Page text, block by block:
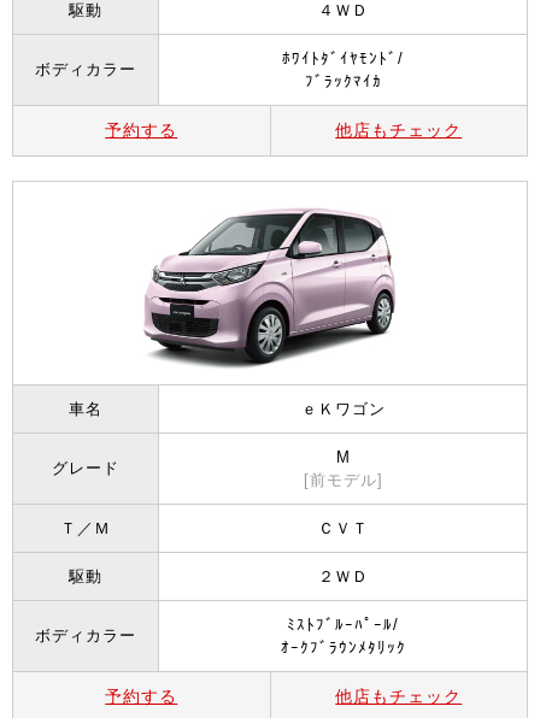
駆動 ４ＷＤ
ボディカラー
ﾎﾜｲﾄﾀﾞｲﾔﾓﾝﾄﾞ/
ﾌﾞﾗｯｸﾏｲｶ
予約する 他店もチェック
車名 ｅＫワゴン
グレード
M
[前モデル]
Ｔ／Ｍ ＣＶＴ
駆動 ２ＷＤ
ボディカラー
ﾐｽﾄﾌﾞﾙｰﾊﾟｰﾙ/
ｵｰｸﾌﾞﾗｳﾝﾒﾀﾘｯｸ
予約する 他店もチェック